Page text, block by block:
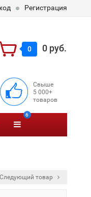
Регистрация
0 0 руб.
Свыше
5 000+
товаров
6
Следующий товар